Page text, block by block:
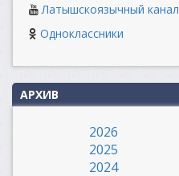
Латышскоязычный канал
Одноклассники
АРХИВ
2026
2025
2024